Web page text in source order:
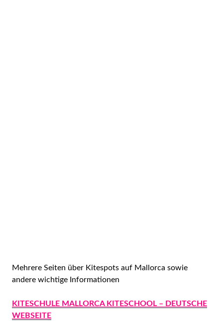
Mehrere Seiten über Kitespots auf Mallorca sowie
andere wichtige Informationen
KITESCHULE MALLORCA KITESCHOOL – DEUTSCHE
WEBSEITE